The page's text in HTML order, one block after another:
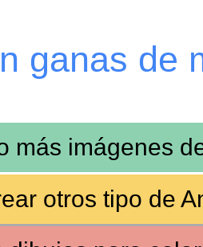
ganas de
más imágenes
otros tipo de